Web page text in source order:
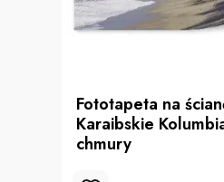
Fototapeta na
Karaibskie
chmury